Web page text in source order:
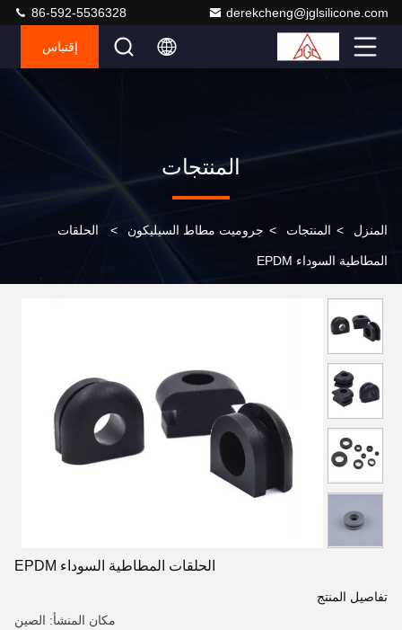
derekcheng@jglsilicone.com
86-592-5536328
إقتباس
المنتجات
المنزل > المنتجات > جروميت مطاط السيليكون > الحلقات
المطاطية السوداء EPDM
الحلقات المطاطية السوداء EPDM
تفاصيل المنتج
مكان المنشأ: الصين